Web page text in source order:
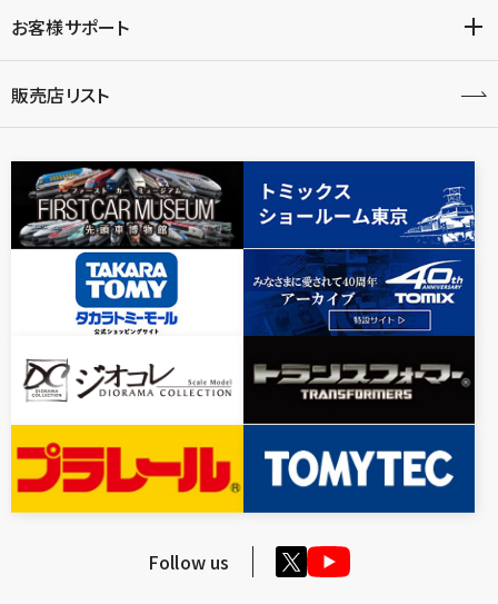
お客様サポート
販売店リスト
Follow us